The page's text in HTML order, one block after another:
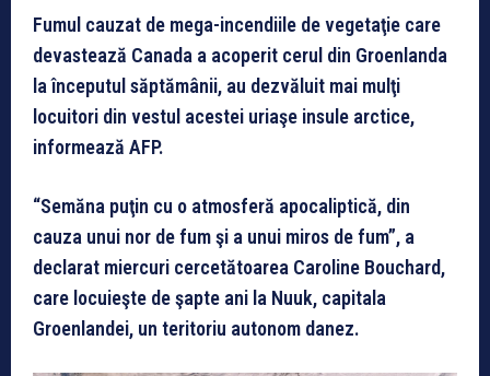
Fumul cauzat de mega-incendiile de vegetaţie care
devastează Canada a acoperit cerul din Groenlanda
la începutul săptămânii, au dezvăluit mai mulţi
locuitori din vestul acestei uriaşe insule arctice,
informează AFP.
“Semăna puţin cu o atmosferă apocaliptică, din
cauza unui nor de fum şi a unui miros de fum”, a
declarat miercuri cercetătoarea Caroline Bouchard,
care locuieşte de şapte ani la Nuuk, capitala
Groenlandei, un teritoriu autonom danez.